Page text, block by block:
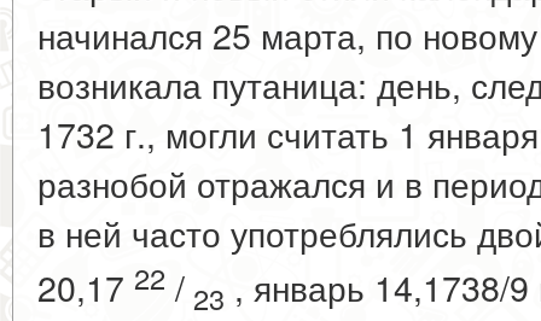
начинался 25 марта, по
возникала путаница: день,
1732 г., могли считать 1
разнобой отражался и в
в ней часто употреблялись
20,17 22 / 23 , январь 14,1738/9